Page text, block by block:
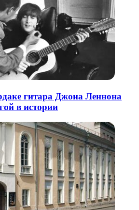
гитара Джона Леннона
в истории